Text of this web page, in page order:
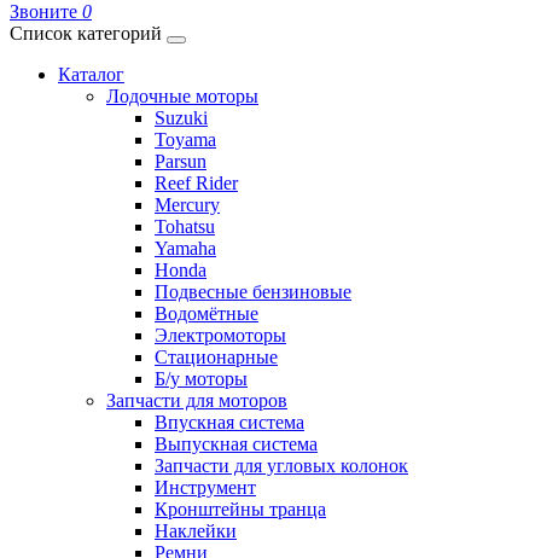
Звоните 0
Список категорий
Каталог
Лодочные моторы
Suzuki
Toyama
Parsun
Reef Rider
Mercury
Tohatsu
Yamaha
Honda
Подвесные бензиновые
Водомётные
Электромоторы
Стационарные
Б/у моторы
Запчасти для моторов
Впускная система
Выпускная система
Запчасти для угловых колонок
Инструмент
Кронштейны транца
Наклейки
Ремни